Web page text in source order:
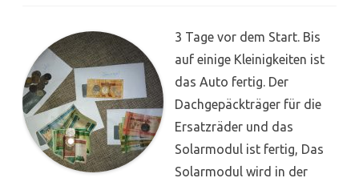
3 Tage vor dem Start. Bis
auf einige Kleinigkeiten ist
das Auto fertig. Der
Dachgepäckträger für die
Ersatzräder und das
Solarmodul ist fertig, Das
Solarmodul wird in der